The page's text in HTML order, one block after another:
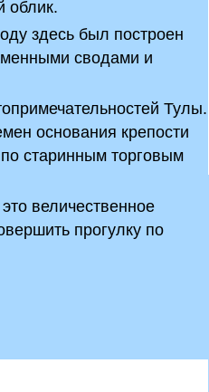
облик.
здесь был построен
сводами и
Тулы.
основания крепости
старинным торговым
величественное
прогулку по